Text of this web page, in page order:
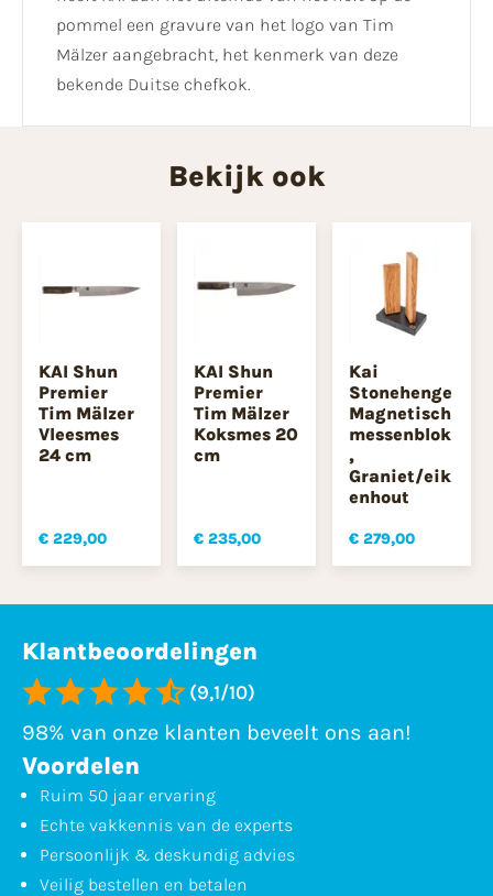
pommel een gravure van het logo van Tim
Mälzer aangebracht, het kenmerk van deze
bekende Duitse chefkok.
Bekijk ook
KAI Shun
Premier
Tim Mälzer
Vleesmes
24 cm
€ 229,00
KAI Shun
Premier
Tim Mälzer
Koksmes 20
cm
€ 235,00
Kai
Stonehenge
Magnetisch
messenblok
,
Graniet/eik
enhout
€ 279,00
Klantbeoordelingen
(9,1/10)
98% van onze klanten beveelt ons aan!
Voordelen
Ruim 50 jaar ervaring
Echte vakkennis van de experts
Persoonlijk & deskundig advies
Veilig bestellen en betalen